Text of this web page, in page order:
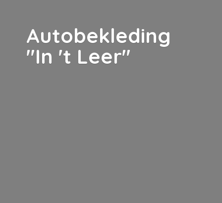
Autobekleding
"In 't Leer"